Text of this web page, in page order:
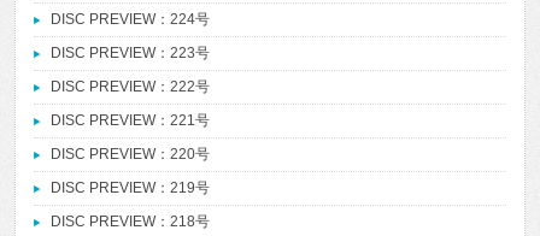
DISC PREVIEW：224号
DISC PREVIEW：223号
DISC PREVIEW：222号
DISC PREVIEW：221号
DISC PREVIEW：220号
DISC PREVIEW：219号
DISC PREVIEW：218号